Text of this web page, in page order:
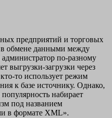
предприятий и торговых
в обмене данными между
по-разному
выгрузки-загрузки через
то использует режим
к базе источнику. Однако,
набирает
под названием
в формате XML».